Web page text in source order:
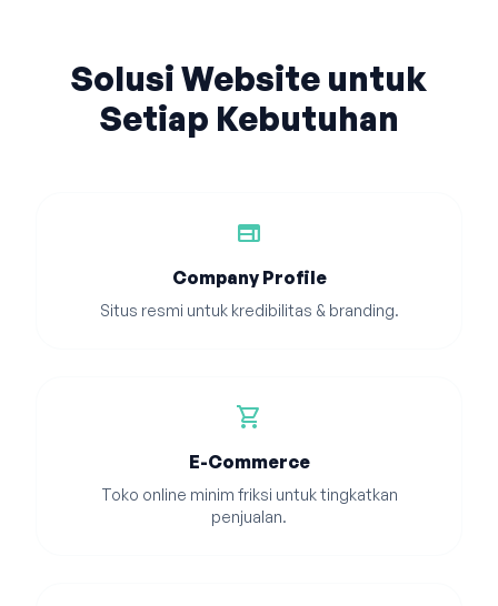
Solusi Website untuk
Setiap Kebutuhan
web
Company Profile
Situs resmi untuk kredibilitas & branding.
shopping_cart
E-Commerce
Toko online minim friksi untuk tingkatkan
penjualan.